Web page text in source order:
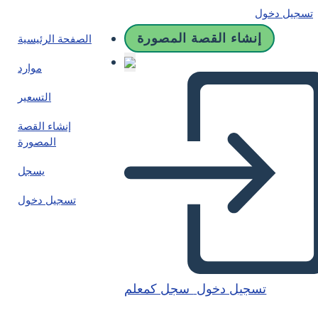
تسجيل دخول
الصفحة الرئيسية
موارد
التسعير
إنشاء القصة
المصورة
يسجل
تسجيل دخول
إنشاء القصة المصورة
تسجيل دخول سجل كمعلم